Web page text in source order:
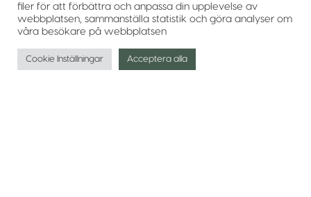
filer för att förbättra och anpassa din upplevelse av
webbplatsen, sammanställa statistik och göra analyser om
våra besökare på webbplatsen
Cookie Inställningar Acceptera alla